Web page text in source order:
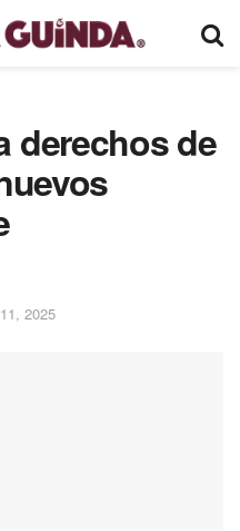
derechos de
2025